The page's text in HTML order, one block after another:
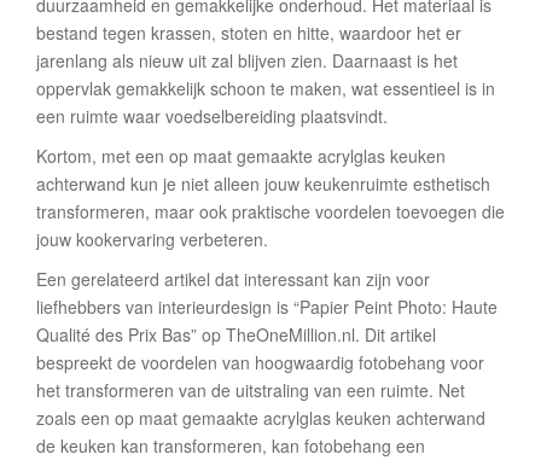
duurzaamheid en gemakkelijke onderhoud. Het materiaal is
bestand tegen krassen, stoten en hitte, waardoor het er
jarenlang als nieuw uit zal blijven zien. Daarnaast is het
oppervlak gemakkelijk schoon te maken, wat essentieel is in
een ruimte waar voedselbereiding plaatsvindt.
Kortom, met een op maat gemaakte acrylglas keuken
achterwand kun je niet alleen jouw keukenruimte esthetisch
transformeren, maar ook praktische voordelen toevoegen die
jouw kookervaring verbeteren.
Een gerelateerd artikel dat interessant kan zijn voor
liefhebbers van interieurdesign is “Papier Peint Photo: Haute
Qualité des Prix Bas” op TheOneMillion.nl. Dit artikel
bespreekt de voordelen van hoogwaardig fotobehang voor
het transformeren van de uitstraling van een ruimte. Net
zoals een op maat gemaakte acrylglas keuken achterwand
de keuken kan transformeren, kan fotobehang een